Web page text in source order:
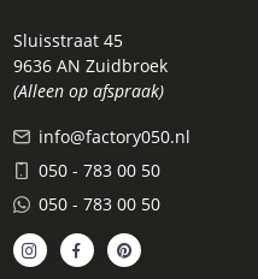
Sluisstraat 45
9636 AN Zuidbroek
(Alleen op afspraak)
info@factory050.nl
050 - 783 00 50
050 - 783 00 50